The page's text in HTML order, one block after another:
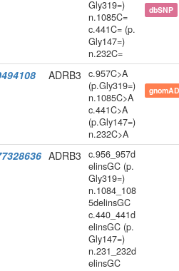
Gly319=)
n.1085C=
c.441C= (p.
Gly147=)
n.232C=
dbSNP
ADRB3
c.957C>A
(p.Gly319=)
n.1085C>A
c.441C>A
(p.Gly147=)
n.232C>A
ADRB3
c.956_957d
elinsGC (p.
Gly319=)
n.1084_108
5delinsGC
c.440_441d
elinsGC (p.
Gly147=)
n.231_232d
elinsGC